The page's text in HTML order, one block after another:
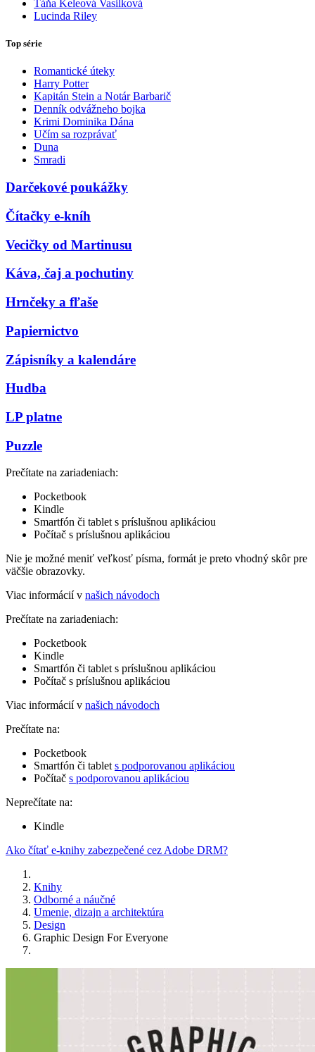
Táňa Keleová Vasilková
Lucinda Riley
Top série
Romantické úteky
Harry Potter
Kapitán Stein a Notár Barbarič
Denník odvážneho bojka
Krimi Dominika Dána
Učím sa rozprávať
Duna
Smradi
Darčekové poukážky
Čítačky e-kníh
Vecičky od Martinusu
Káva, čaj a pochutiny
Hrnčeky a fľaše
Papiernictvo
Zápisníky a kalendáre
Hudba
LP platne
Puzzle
Prečítate na zariadeniach:
Pocketbook
Kindle
Smartfón či tablet s príslušnou aplikáciou
Počítač s príslušnou aplikáciou
Nie je možné meniť veľkosť písma, formát je preto vhodný skôr pre
väčšie obrazovky.
Viac informácií v našich návodoch
Prečítate na zariadeniach:
Pocketbook
Kindle
Smartfón či tablet s príslušnou aplikáciou
Počítač s príslušnou aplikáciou
Viac informácií v našich návodoch
Prečítate na:
Pocketbook
Smartfón či tablet s podporovanou aplikáciou
Počítač s podporovanou aplikáciou
Neprečítate na:
Kindle
Ako čítať e-knihy zabezpečené cez Adobe DRM?
Knihy
Odborné a náučné
Umenie, dizajn a architektúra
Design
Graphic Design For Everyone